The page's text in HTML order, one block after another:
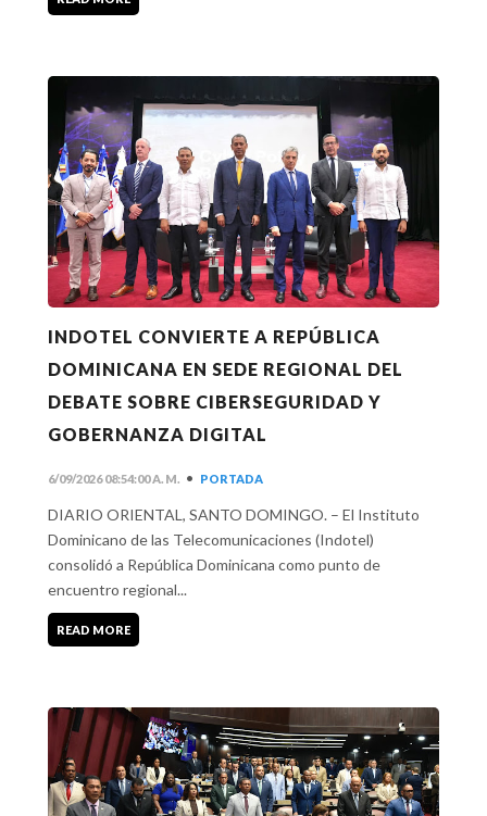
INDOTEL CONVIERTE A REPÚBLICA
DOMINICANA EN SEDE REGIONAL DEL
DEBATE SOBRE CIBERSEGURIDAD Y
GOBERNANZA DIGITAL
6/09/2026 08:54:00 A. M. • PORTADA
DIARIO ORIENTAL, SANTO DOMINGO. – El Instituto
Dominicano de las Telecomunicaciones (Indotel)
consolidó a República Dominicana como punto de
encuentro regional...
READ MORE